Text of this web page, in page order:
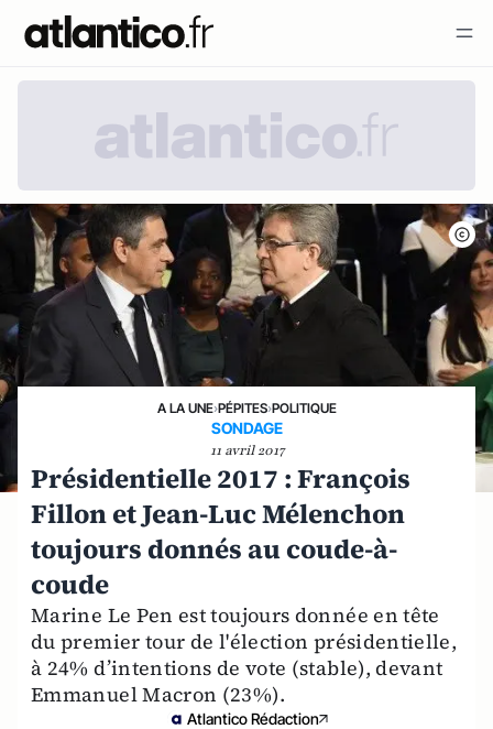
A LA UNE›PÉPITES›POLITIQUE
SONDAGE
11 avril 2017
Présidentielle 2017 : François
Fillon et Jean-Luc Mélenchon
toujours donnés au coude-à-
coude
Marine Le Pen est toujours donnée en tête
du premier tour de l'élection présidentielle,
à 24% d’intentions de vote (stable), devant
Emmanuel Macron (23%).
Atlantico Rédaction